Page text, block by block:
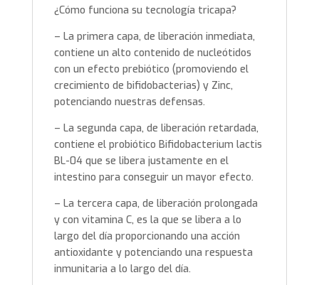
¿Cómo funciona su tecnología tricapa?
– La primera capa, de liberación inmediata,
contiene un alto contenido de nucleótidos
con un efecto prebiótico (promoviendo el
crecimiento de bifidobacterias) y Zinc,
potenciando nuestras defensas.
– La segunda capa, de liberación retardada,
contiene el probiótico Bifidobacterium lactis
BL-04 que se libera justamente en el
intestino para conseguir un mayor efecto.
– La tercera capa, de liberación prolongada
y con vitamina C, es la que se libera a lo
largo del día proporcionando una acción
antioxidante y potenciando una respuesta
inmunitaria a lo largo del día.